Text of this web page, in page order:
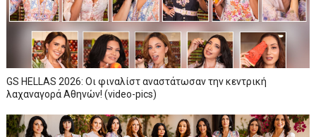
GS HELLAS 2026: Οι φιναλίστ αναστάτωσαν την κεντρική
λαχαναγορά Αθηνών! (video-pics)